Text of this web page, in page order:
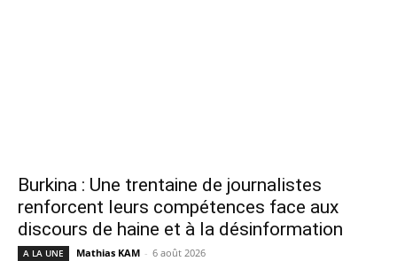
Burkina : Une trentaine de journalistes
renforcent leurs compétences face aux
discours de haine et à la désinformation
A LA UNE Mathias KAM - 6 août 2026